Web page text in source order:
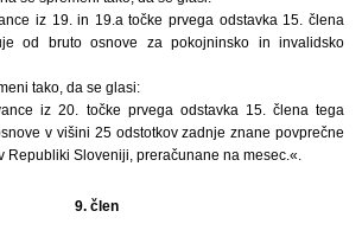
iz 19. in 19.a točke prvega odstavka 15. člena
od bruto osnove za pokojninsko in invalidsko
tako, da se glasi:
iz 20. točke prvega odstavka 15. člena tega
v višini 25 odstotkov zadnje znane povprečne
Republiki Sloveniji, preračunane na mesec.«.
9. člen